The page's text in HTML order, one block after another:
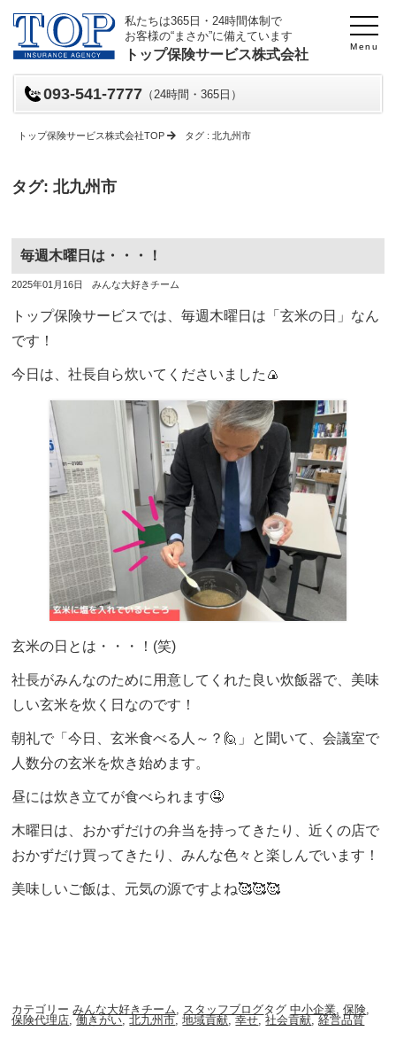
Menu
私たちは365日・24時間体制で
お客様の“まさか”に備えています
トップ保険サービス株式会社
093-541-7777 （24時間・365日）
トップ保険サービス株式会社TOP タグ : 北九州市
タグ:北九州市
毎週木曜日は・・・！
投
日
2025年01月16日
投
者
みんな大好きチーム
トップ保険サービスでは、毎週木曜日は「玄米の日」なん
です！
今日は、社長自ら炊いてくださいました🍙
玄米の日とは・・・！(笑)
社長がみんなのために用意してくれた良い炊飯器で、美味
しい玄米を炊く日なのです！
朝礼で「今日、玄米食べる人～？🙋」と聞いて、会議室で
人数分の玄米を炊き始めます。
昼には炊き立てが食べられます🤤
木曜日は、おかずだけの弁当を持ってきたり、近くの店で
おかずだけ買ってきたり、みんな色々と楽しんでいます！
美味しいご飯は、元気の源ですよね🥰🥰🥰
カテゴリーみんな大好きチーム, スタッフブログタグ中小企業,保険,
保険代理店,働きがい,北九州市,地域貢献,幸せ,社会貢献,経営品質